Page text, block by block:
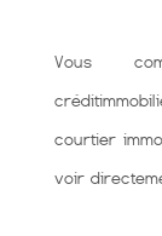
Vous
courtier
voir